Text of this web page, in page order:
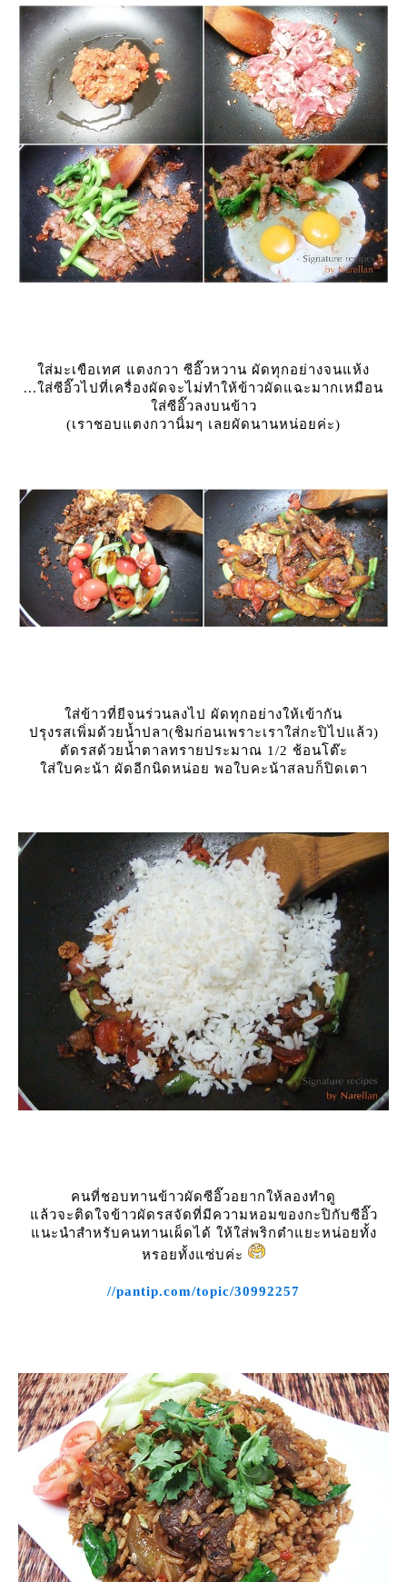
ส่มะเขือเทศ แตงกวา ซีอิ๊วหวาน ผัดทุกอย่างจนแห้ง
...ใส่ซีอิ๊วไปที่เครื่องผัดจะไม่ทำให้ข้าวผัดแฉะมากเหมือน
ส่ซีอิ๊วลงบนข้าว
(เราชอบแตงกวานิ่มๆ เลยผัดนานหน่อยค่ะ)
ส่ข้าวที่ยีจนร่วนลงไป ผัดทุกอย่างให้เข้ากัน
ปรุงรสเพิ่มด้วยน้ำปลา(ชิมก่อนเพราะเราใส่กะปิไปแล้ว)
ตัดรสด้วยน้ำตาลทรายประมาณ 1/2 ช้อนโต๊ะ
ส่ใบคะน้า ผัดอีกนิดหน่อย พอใบคะน้าสลบก็ปิดเตา
คนที่ชอบทานข้าวผัดซีอิ๊วอยากให้ลองทำดู
ล้วจะติดใจข้าวผัดรสจัดที่มีความหอมของกะปิกับซีอิ๊ว
นะนำสำหรับคนทานเผ็ดได้ ให้ใส่พริกตำแยะหน่อยทั้ง
หรอยทั้งแซ่บค่ะ
//pantip.com/topic/30992257